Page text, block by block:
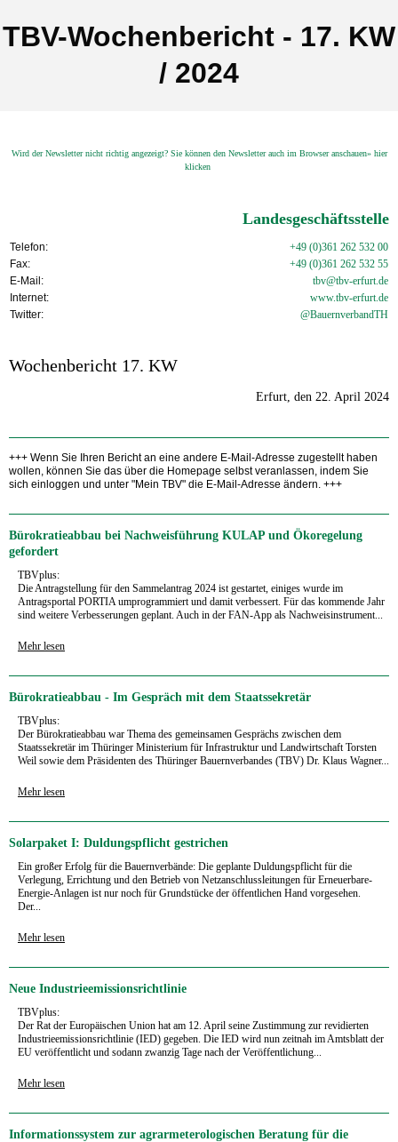
TBV-Wochenbericht - 17. KW
/ 2024
Wird der Newsletter nicht richtig angezeigt? Sie können den Newsletter auch im Browser anschauen» hier
klicken
Landesgeschäftsstelle
Telefon:
+49 (0)361 262 532 00
Fax:
+49 (0)361 262 532 55
E-Mail:
tbv@tbv-erfurt.de
Internet:
www.tbv-erfurt.de
Twitter:
@BauernverbandTH
Wochenbericht 17. KW
Erfurt, den 22. April 2024
+++ Wenn Sie Ihren Bericht an eine andere E-Mail-Adresse zugestellt haben
wollen, können Sie das über die Homepage selbst veranlassen, indem Sie
sich einloggen und unter "Mein TBV" die E-Mail-Adresse ändern. +++
Bürokratieabbau bei Nachweisführung KULAP und Ökoregelung
gefordert
TBVplus:
Die Antragstellung für den Sammelantrag 2024 ist gestartet, einiges wurde im
Antragsportal PORTIA umprogrammiert und damit verbessert. Für das kommende Jahr
sind weitere Verbesserungen geplant. Auch in der FAN-App als Nachweisinstrument...
Mehr lesen
Bürokratieabbau - Im Gespräch mit dem Staatssekretär
TBVplus:
Der Bürokratieabbau war Thema des gemeinsamen Gesprächs zwischen dem
Staatssekretär im Thüringer Ministerium für Infrastruktur und Landwirtschaft Torsten
Weil sowie dem Präsidenten des Thüringer Bauernverbandes (TBV) Dr. Klaus Wagner...
Mehr lesen
Solarpaket I: Duldungspflicht gestrichen
Ein großer Erfolg für die Bauernverbände: Die geplante Duldungspflicht für die
Verlegung, Errichtung und den Betrieb von Netzanschlussleitungen für Erneuerbare-
Energie-Anlagen ist nur noch für Grundstücke der öffentlichen Hand vorgesehen.
Der...
Mehr lesen
Neue Industrieemissionsrichtlinie
TBVplus:
Der Rat der Europäischen Union hat am 12. April seine Zustimmung zur revidierten
Industrieemissionsrichtlinie (IED) gegeben. Die IED wird nun zeitnah im Amtsblatt der
EU veröffentlicht und sodann zwanzig Tage nach der Veröffentlichung...
Mehr lesen
Informationssystem zur agrarmeterologischen Beratung für die